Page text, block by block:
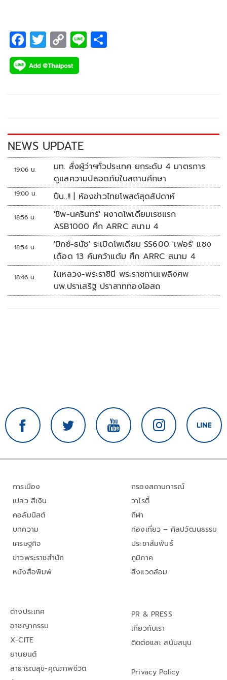
F
ac
e
k
T
wi
tt
C
o
p
k
Li
NEWS UPDATE
19:06 น.
มท. สั่งผู้ว่าฯทั่วประเทศ ยกระดับ 4 มาตรการ
ดูแลความปลอดภัยในสถานศึกษา
19:00 น. ปืน..!! | ห้องข่าวไทยโพสต์สุดสัปดาห์
18:56 น.
'ชิพ-นครินทร์' ผงาดโพเดียมเรซแรก
ASB1000 ศึก ARRC สนาม 4
18:54 น.
'มิกซ์-ธนัช' ระเบิดโพเดียม SS600 'เฟอร์' แซง
เดือด 13 คันคว้าแต้ม ศึก ARRC สนาม 4
18:46 น.
ในหลวง-พระราชินี พระราชทานเพลิงศพ
นพ.ปราเสริฐ ปราสาททองโอสถ
การเมือง
เปลว สีเงิน
คอลัมนิสต์
บทความ
เศรษฐกิจ
ข่าวพระราชสำนัก
หนังสือพิมพ์
กรองสถานการณ์
วาไรตี้
กีฬา
ท่องเที่ยว – ศิลปวัฒนธรรม
ประชาสัมพันธ์
ภูมิภาค
สิ่งแวดล้อม
ต่างประเทศ
อาชญากรรม
X-CITE
ยานยนต์
สาธารณสุข-คุณภาพชีวิต
PR & PRESS
เกี่ยวกับเรา
ติดต่อและ สนับสนุน
Privacy Policy